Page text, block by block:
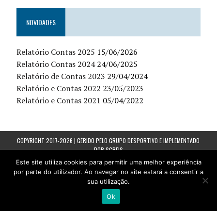
NOVIDADES
Relatório Contas 2025 15/06/2026
Relatório Contas 2024 24/06/2025
Relatório de Contas 2023 29/04/2024
Relatório e Contas 2022 23/05/2023
Relatório e Contas 2021 05/04/2022
COPYRIGHT 2017-2026 | GERIDO PELO GRUPO DESPORTIVO E IMPLEMENTADO
PORSGREIS
Este site utiliza cookies para permitir uma melhor experiência
por parte do utilizador. Ao navegar no site estará a consentir a
sua utilização.
Ok